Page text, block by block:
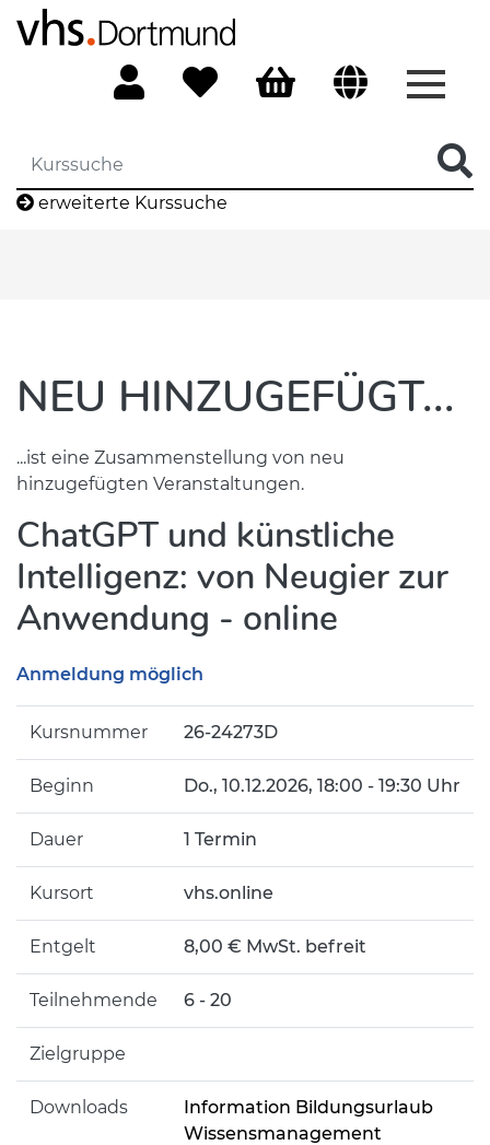
erweiterte Kurssuche
NEU HINZUGEFÜGT...
...ist eine Zusammenstellung von neu
hinzugefügten Veranstaltungen.
ChatGPT und künstliche
Intelligenz: von Neugier zur
Anwendung - online
Anmeldung möglich
Kursnummer 26-24273D
Beginn Do., 10.12.2026, 18:00 - 19:30 Uhr
Dauer 1 Termin
Kursort vhs.online
Entgelt 8,00 € MwSt. befreit
Teilnehmende 6 - 20
Zielgruppe
Downloads
Information Bildungsurlaub
Wissensmanagement